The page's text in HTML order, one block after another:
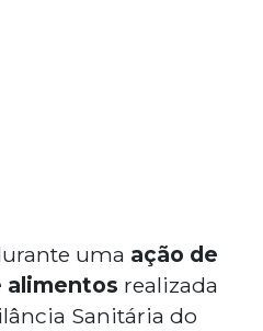
uma ação de
alimentos realizada
Sanitária do